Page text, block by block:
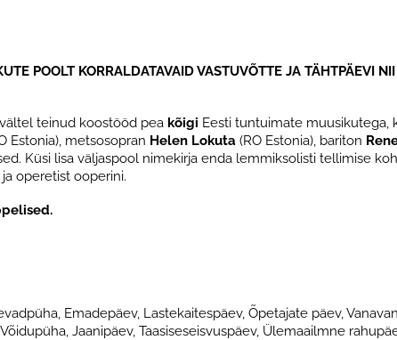
POOLT KORRALDATAVAID VASTUVÕTTE JA TÄHTPÄEVI
teinud koostööd pea kõigi Eesti tuntuimate muusikutega,
Estonia), metsosopran Helen Lokuta (RO Estonia), bariton
Küsi lisa väljaspool nimekirja enda lemmiksolisti tellimise
operetist ooperini.
Emadepäev, Lastekaitespäev, Õpetajate päev,
Jaanipäev, Taasiseseisvuspäev, Ülemaailmne